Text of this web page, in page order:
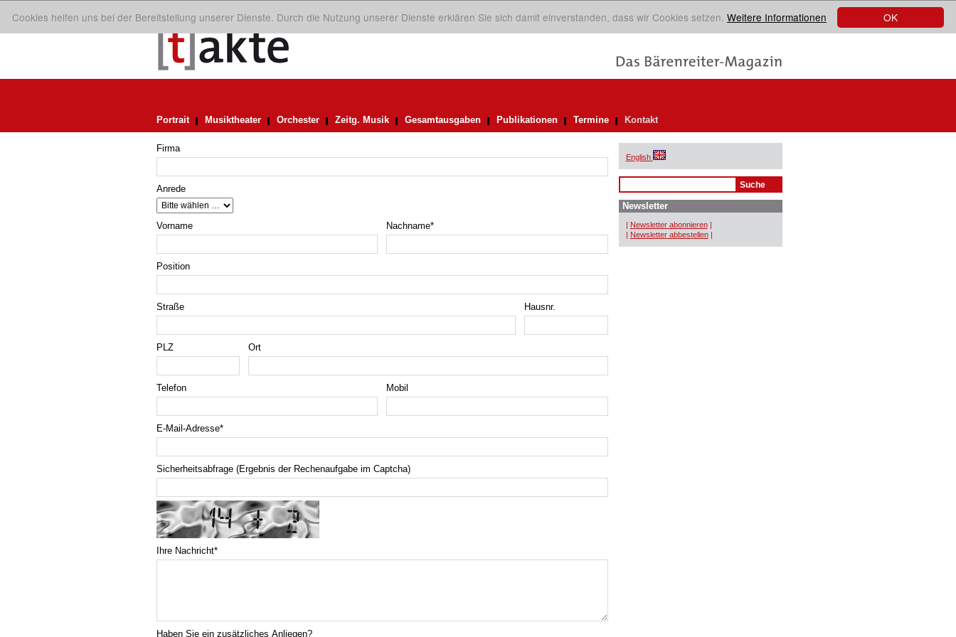
OK
Cookies helfen uns bei der Bereitstellung unserer Dienste. Durch die Nutzung unserer Dienste erklären Sie sich damit einverstanden, dass wir Cookies setzen. Weitere Informationen
Portrait Musiktheater Orchester Zeitg. Musik Gesamtausgaben Publikationen Termine Kontakt
Firma
Anrede
Vorname Nachname*
Position
Straße Hausnr.
PLZ Ort
Telefon Mobil
E-Mail-Adresse*
Sicherheitsabfrage (Ergebnis der Rechenaufgabe im Captcha)
Ihre Nachricht*
Haben Sie ein zusätzliches Anliegen?
English
Newsletter
| Newsletter abonnieren |
| Newsletter abbestellen |